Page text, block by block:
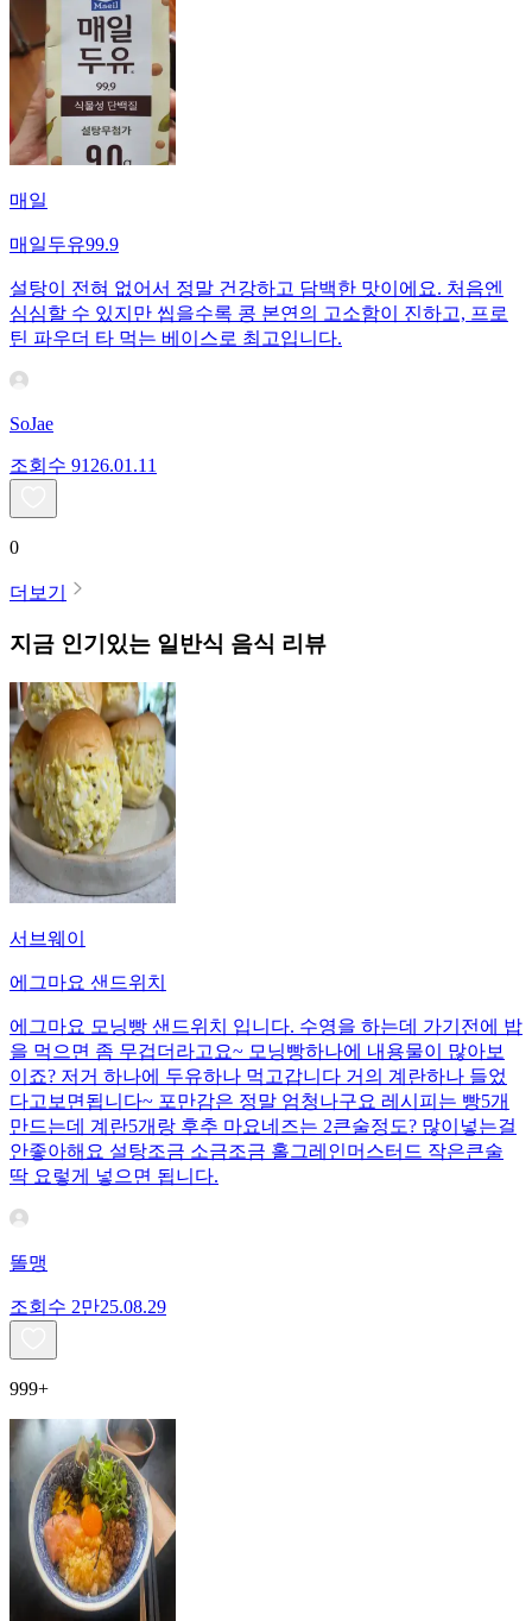
매일
매일두유99.9
설탕이 전혀 없어서 정말 건강하고 담백한 맛이에요. 처음엔
심심할 수 있지만 씹을수록 콩 본연의 고소함이 진하고, 프로
틴 파우더 타 먹는 베이스로 최고입니다.
SoJae
조회수 91 26.01.11
0
더보기
지금 인기있는 일반식 음식 리뷰
서브웨이
에그마요 샌드위치
에그마요 모닝빵 샌드위치 입니다. 수영을 하는데 가기전에 밥
을 먹으면 좀 무겁더라고요~ 모닝빵하나에 내용물이 많아보
이죠? 저거 하나에 두유하나 먹고갑니다 거의 계란하나 들었
다고보면됩니다~ 포만감은 정말 엄청나구요 레시피는 빵5개
만드는데 계란5개랑 후추 마요네즈는 2큰술정도? 많이넣는걸
안좋아해요 설탕조금 소금조금 홀그레인머스터드 작은큰술
딱 요렇게 넣으면 됩니다.
똘맹
조회수 2만25.08.29
999+